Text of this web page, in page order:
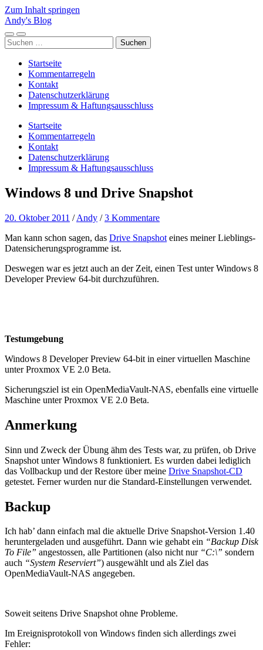
Zum Inhalt springen
Andy's Blog
Mobile-
Menü
Suchfeld
ein-/ausblenden
Suchen
nach:
Startseite
Kommentarregeln
Kontakt
Datenschutzerklärung
Impressum & Haftungsausschluss
Startseite
Kommentarregeln
Kontakt
Datenschutzerklärung
Impressum & Haftungsausschluss
Windows 8 und Drive Snapshot
20. Oktober 2011 /Andy /3 Kommentare
Man kann schon sagen, das Drive Snapshot eines meiner Lieblings-
Datensicherungsprogramme ist.
Deswegen war es jetzt auch an der Zeit, einen Test unter Windows 8
Developer Preview 64-bit durchzuführen.
Testumgebung
Windows 8 Developer Preview 64-bit in einer virtuellen Maschine
unter Proxmox VE 2.0 Beta.
Sicherungsziel ist ein OpenMediaVault-NAS, ebenfalls eine virtuelle
Maschine unter Proxmox VE 2.0 Beta.
Anmerkung
Sinn und Zweck der Übung ähm des Tests war, zu prüfen, ob Drive
Snapshot unter Windows 8 funktioniert. Es wurden dabei lediglich
das Vollbackup und der Restore über meine Drive Snapshot-CD
getestet. Ferner wurden nur die Standard-Einstellungen verwendet.
Backup
Ich hab’ dann einfach mal die aktuelle Drive Snapshot-Version 1.40
heruntergeladen und ausgeführt. Dann wie gehabt ein “Backup Disk
To File” angestossen, alle Partitionen (also nicht nur “C:\” sondern
auch “System Reserviert”) ausgewählt und als Ziel das
OpenMediaVault-NAS angegeben.
Soweit seitens Drive Snapshot ohne Probleme.
Im Ereignisprotokoll von Windows finden sich allerdings zwei
Fehler: